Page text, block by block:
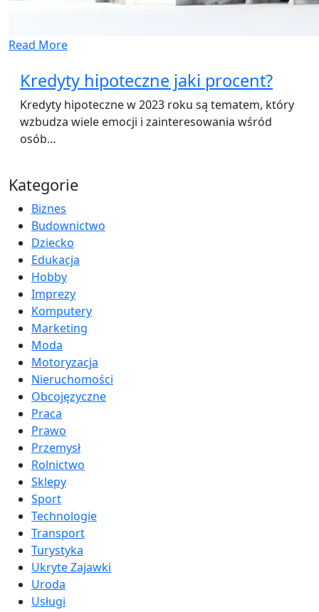
Read More
Kredyty hipoteczne jaki procent?
Kredyty hipoteczne w 2023 roku są tematem, który
wzbudza wiele emocji i zainteresowania wśród
osób…
Kategorie
Biznes
Budownictwo
Dziecko
Edukacja
Hobby
Imprezy
Komputery
Marketing
Moda
Motoryzacja
Nieruchomości
Obcojęzyczne
Praca
Prawo
Przemysł
Rolnictwo
Sklepy
Sport
Technologie
Transport
Turystyka
Ukryte Zajawki
Uroda
Usługi